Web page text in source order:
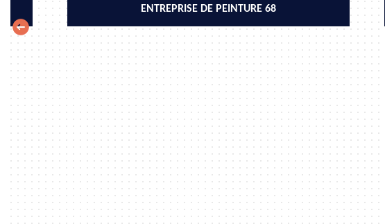
ENTREPRISE DE PEINTURE 68